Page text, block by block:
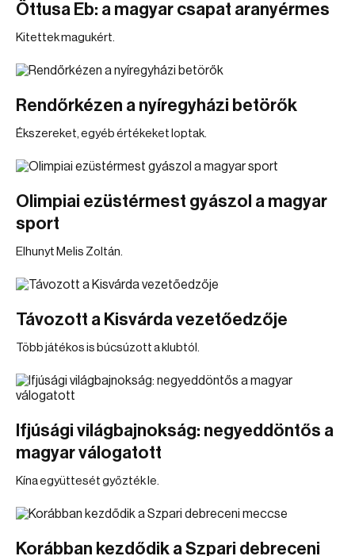
Öttusa Eb: a magyar csapat aranyérmes
Kitettek magukért.
Rendőrkézen a nyíregyházi betörők
Ékszereket, egyéb értékeket loptak.
Olimpiai ezüstérmest gyászol a magyar
sport
Elhunyt Melis Zoltán.
Távozott a Kisvárda vezetőedzője
Több játékos is búcsúzott a klubtól.
Ifjúsági világbajnokság: negyeddöntős a
magyar válogatott
Kína együttesét győzték le.
Korábban kezdődik a Szpari debreceni